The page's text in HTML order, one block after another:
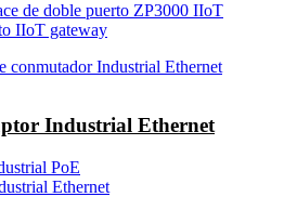
de doble puerto ZP3000 IIoT
IIoT gateway
Industrial Ethernet
PoE
Ethernet